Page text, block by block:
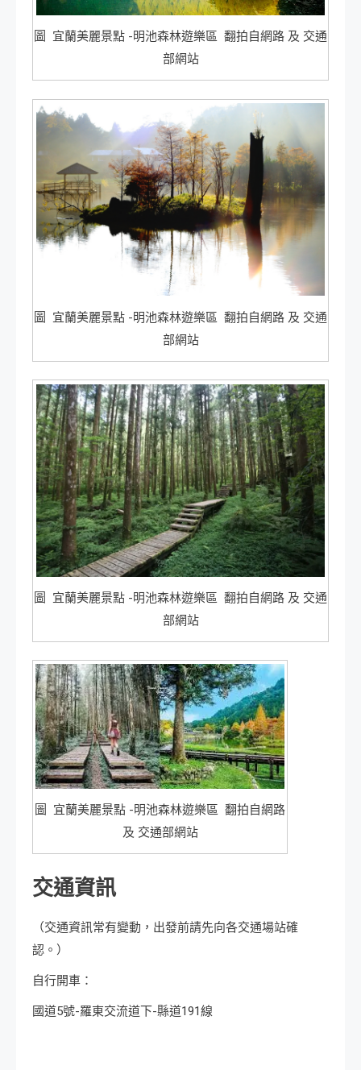
圖 宜蘭美麗景點 -明池森林遊樂區 翻拍自網路 及 交通
部網站
圖 宜蘭美麗景點 -明池森林遊樂區 翻拍自網路 及 交通
部網站
圖 宜蘭美麗景點 -明池森林遊樂區 翻拍自網路 及 交通
部網站
圖 宜蘭美麗景點 -明池森林遊樂區 翻拍自網路
及 交通部網站
交通資訊
（交通資訊常有變動，出發前請先向各交通場站確
認。）
自行開車：
國道5號-羅東交流道下-縣道191線